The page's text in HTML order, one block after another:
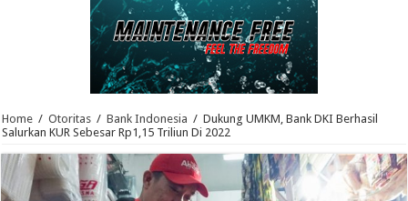
Home / Otoritas / Bank Indonesia / Dukung UMKM, Bank DKI Berhasil
Salurkan KUR Sebesar Rp1,15 Triliun Di 2022